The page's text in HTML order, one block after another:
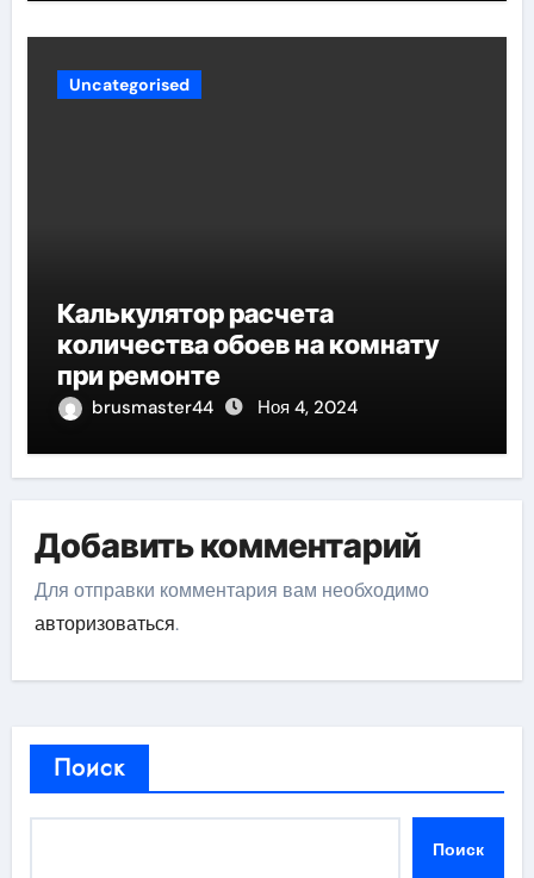
Uncategorised
Калькулятор расчета
количества обоев на комнату
при ремонте
brusmaster44 Ноя 4, 2024
Добавить комментарий
Для отправки комментария вам необходимо
авторизоваться.
Поиск
Поиск